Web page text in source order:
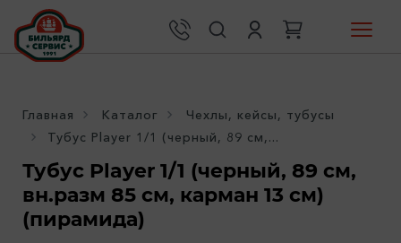
Главная Каталог
Чехлы, кейсы, тубусы
Тубус Player 1/1 (черный, 89 см,...
Тубус Player 1/1 (черный, 89 см,
вн.разм 85 см, карман 13 см)
(пирамида)